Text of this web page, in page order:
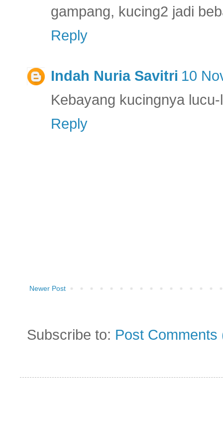
gampang, kucing2 jadi
Reply
Indah Nuria Savitri 10
Kebayang kucingnya
Reply
Newer Post
Subscribe to: Post Comments